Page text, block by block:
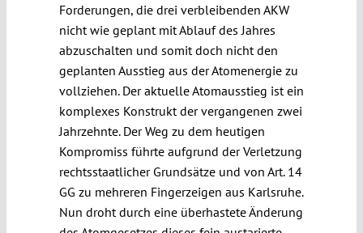
Forderungen, die drei verbleibenden AKW
nicht wie geplant mit Ablauf des Jahres
abzuschalten und somit doch nicht den
geplanten Ausstieg aus der Atomenergie zu
vollziehen. Der aktuelle Atomausstieg ist ein
komplexes Konstrukt der vergangenen zwei
Jahrzehnte. Der Weg zu dem heutigen
Kompromiss führte aufgrund der Verletzung
rechtsstaatlicher Grundsätze und von Art. 14
GG zu mehreren Fingerzeigen aus Karlsruhe.
Nun droht durch eine überhastete Änderung